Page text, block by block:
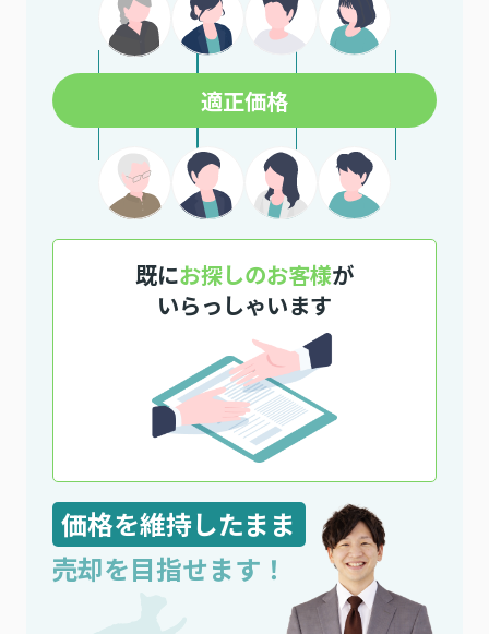
適正価格
既にお探しのお客様が
いらっしゃいます
価格を維持したまま
売却を目指せます！